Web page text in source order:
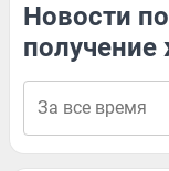
Новости
получение